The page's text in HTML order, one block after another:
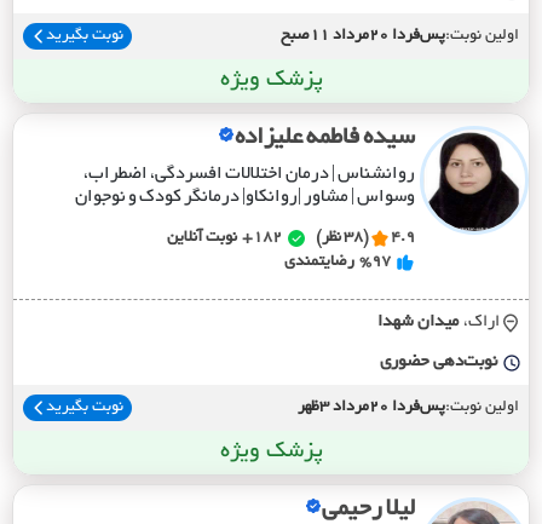
اولین نوبت:پس‌فردا 20مرداد 11صبح نوبت بگیرید
پزشک ویژه
سیده فاطمه علیزاده
روانشناس | درمان اختلالات افسردگی، اضطراب،
وسواس | مشاور |روانکاو| درمانگر کودک و نوجوان
4.9 (38 نظر) 182+
نوبت آنلاین
%97 رضایتمندی
اراک، ميدان شهدا
نوبت‌دهی حضوری
اولین نوبت:پس‌فردا 20مرداد 3ظهر نوبت بگیرید
پزشک ویژه
لیلا رحیمی